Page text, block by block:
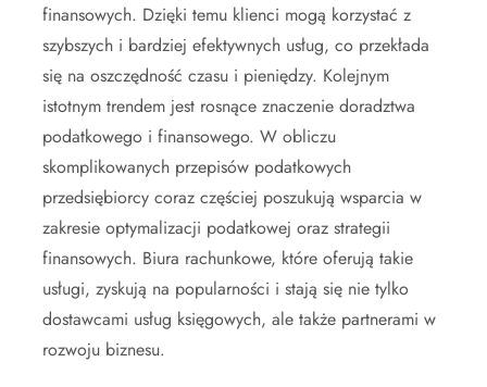
finansowych. Dzięki temu klienci mogą korzystać z
szybszych i bardziej efektywnych usług, co przekłada
się na oszczędność czasu i pieniędzy. Kolejnym
istotnym trendem jest rosnące znaczenie doradztwa
podatkowego i finansowego. W obliczu
skomplikowanych przepisów podatkowych
przedsiębiorcy coraz częściej poszukują wsparcia w
zakresie optymalizacji podatkowej oraz strategii
finansowych. Biura rachunkowe, które oferują takie
usługi, zyskują na popularności i stają się nie tylko
dostawcami usług księgowych, ale także partnerami w
rozwoju biznesu.